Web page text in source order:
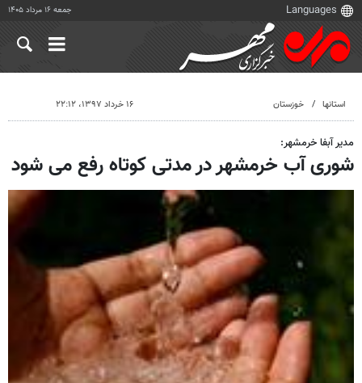
جمعه ۱۶ مرداد ۱۴۰۵
استانها خوزستان ۱۶ خرداد ۱۳۹۷، ۲۲:۱۲
مدیر آبفا خرمشهر:
شوری آب خرمشهر در مدتی کوتاه رفع می شود